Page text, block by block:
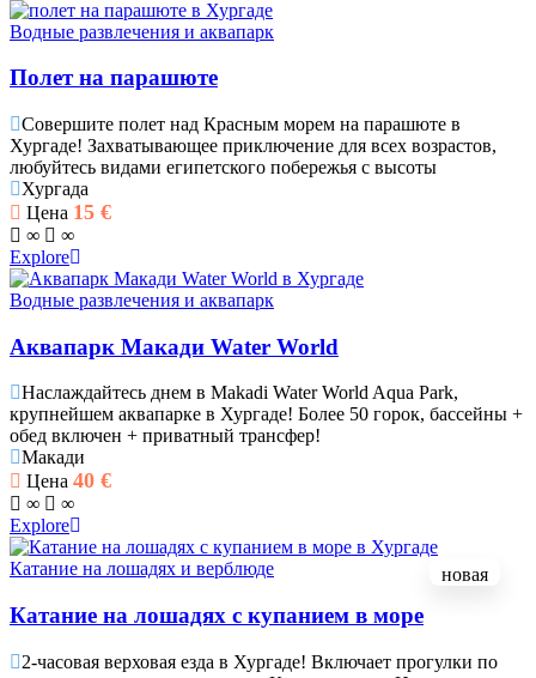
Водные развлечения и аквапарк
Полет на парашюте
Совершите полет над Красным морем на парашюте в
Хургаде! Захватывающее приключение для всех возрастов,
любуйтесь видами египетского побережья с высоты
Хургада
Цена 15 €
∞
∞
Explore
Водные развлечения и аквапарк
Аквапарк Макади Water World
Наслаждайтесь днем ​​в Makadi Water World Aqua Park,
крупнейшем аквапарке в Хургаде! Более 50 горок, бассейны +
обед включен + приватный трансфер!
Макади
Цена 40 €
∞
∞
Explore
новая
Катание на лошадях и верблюде
Катание на лошадях с купанием в море
2-часовая верховая езда в Хургаде! Включает прогулки по